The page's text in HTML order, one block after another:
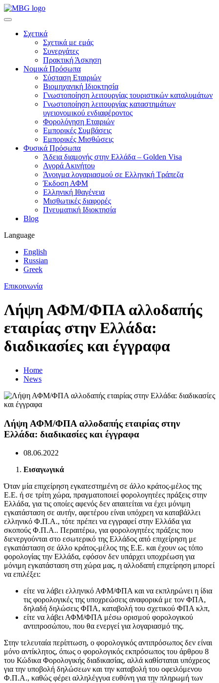
Σχετικά
Σχετικά με εμάς
Συνεργάτες
Πρακτική Άσκηση
Νομικά Πρόσωπα
Σύσταση Εταιριών
Βιομηχανική Ιδιοκτησία
Γνωστοποίηση λειτουργίας τουριστικών καταλυμάτων
Γνωστοποίηση λειτουργίας καταστημάτων
υγειονομικού ενδιαφέροντος
Φορολόγηση Εταιριών
Εμπορικές Συμβάσεις
Εμπορικές Μισθώσεις
Φυσικά Πρόσωπα
Άδεια διαμονής στην Ελλάδα – Golden Visa
Αγορά Ακινήτου
Άνοιγμα λογαριασμού σε Ελληνική Τράπεζα
Έκδοση ΑΦΜ
Ελληνική Ιθαγένεια
Μισθωτικές διαφορές
Πνευματική Ιδιοκτησία
Blog
Language
English
Russian
Greek
Επικοινωνία
Λήψη ΑΦΜ/ΦΠΑ αλλοδαπής
εταιρίας στην Ελλάδα:
διαδικασίες και έγγραφα
Home
News
Λήψη ΑΦΜ/ΦΠΑ αλλοδαπής εταιρίας στην
Ελλάδα: διαδικασίες και έγγραφα
08.06.2022
Εισαγωγικά
Όταν μία επιχείρηση εγκατεστημένη σε άλλο κράτος-μέλος της
Ε.Ε. ή σε τρίτη χώρα, πραγματοποιεί φορολογητέες πράξεις στην
Ελλάδα, για τις οποίες αφενός δεν απαιτείται να έχει μόνιμη
εγκατάσταση σε αυτήν, αφετέρου είναι υπόχρεη να καταβάλλει
ελληνικό Φ.Π.Α., τότε πρέπει να εγγραφεί στην Ελλάδα για
σκοπούς Φ.Π.Α.. Περαιτέρω, για φορολογητέες πράξεις που
διενεργούνται στο εσωτερικό της Ελλάδος από επιχείρηση με
εγκατάσταση σε άλλο κράτος-μέλος της Ε.Ε. και έχουν ως τόπο
φορολογίας την Ελλάδα, εφόσον δεν υπάρχει υποχρέωση για
μόνιμη εγκατάσταση στη χώρα μας, η αλλοδαπή επιχείρηση μπορεί
να επιλέξει:
είτε να λάβει ελληνικό ΑΦΜ/ΦΠΑ και να εκπληρώνει η ίδια
τις φορολογικές της υποχρεώσεις αναφορικά με τον ΦΠΑ,
δηλαδή δηλώσεις ΦΠΑ, καταβολή του σχετικού ΦΠΑ κλπ,
είτε να λάβει ΑΦΜ/ΦΠΑ μέσω ορισμού φορολογικού
αντιπροσώπου, που θα ενεργεί για λογαριασμό της.
Στην τελευταία περίπτωση, ο φορολογικός αντιπρόσωπος δεν είναι
μόνο αντίκλητος, όπως ο φορολογικός εκπρόσωπος του άρθρου 8
του Κώδικα Φορολογικής διαδικασίας, αλλά καθίσταται υπόχρεος
για την υποβολή δηλώσεων και την καταβολή του οφειλόμενου
Φ.Π.Α., καθώς φέρει αλληλέγγυα ευθύνη για την πληρωμή των